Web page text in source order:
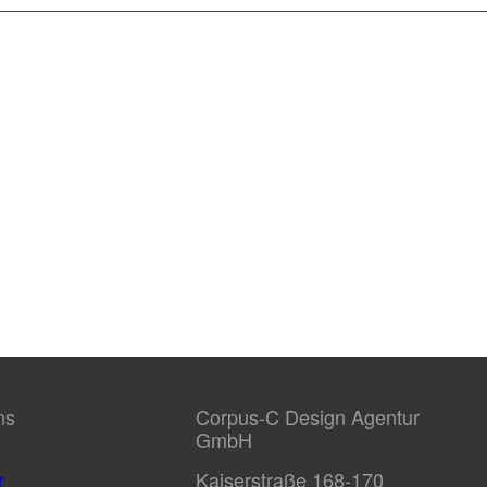
Corpus-C Design Agentur
GmbH
Kaiserstraße 168-170